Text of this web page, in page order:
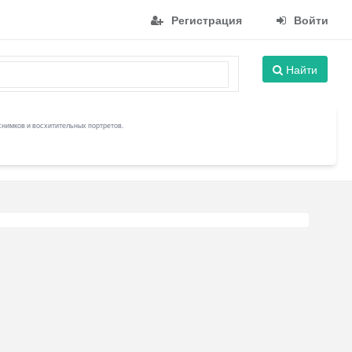
Регистрация Войти
Найти
и восхитительных портретов.